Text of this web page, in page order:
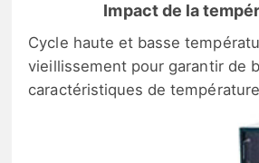
Impact de la
Cycle haute et basse
vieillissement pour garantir de
caractéristiques de température